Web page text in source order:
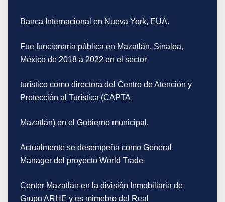
Banca Internacional en Nueva York, EUA.
Fue funcionaria pública en Mazatlán, Sinaloa,
México de 2018 a 2022 en el sector
turístico como directora del Centro de Atención y
Protección al Turística (CAPTA
Mazatlán) en el Gobierno municipal.
Actualmente se desempeña como General
Manager del proyecto World Trade
Center Mazatlán en la división Inmobiliaria de
Grupo ARHE y es mimebro del Real